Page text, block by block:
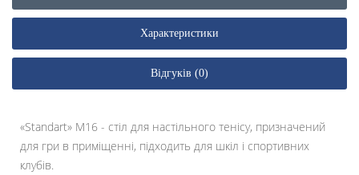
Характеристики
Відгуків (0)
«Standart» М16 - стіл для настільного тенісу, призначений
для гри в приміщенні, підходить для шкіл і спортивних
клубів.